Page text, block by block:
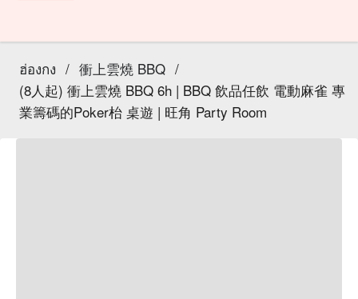
ฮ่องกง / 衝上雲燒 BBQ /
(8人起) 衝上雲燒 BBQ 6h | BBQ 飲品任飲 電動麻雀 專
業籌碼的Poker枱 桌遊 | 旺角 Party Room